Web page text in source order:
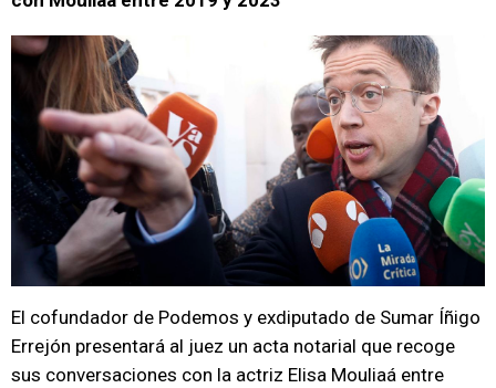
El cofundador de Podemos y exdiputado de Sumar Íñigo
Errejón presentará al juez un acta notarial que recoge
sus conversaciones con la actriz Elisa Mouliaá entre